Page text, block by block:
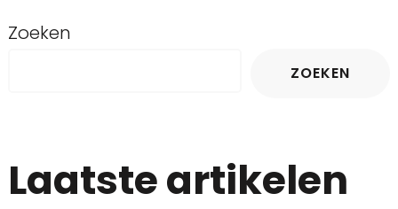
Zoeken
ZOEKEN
Laatste artikelen